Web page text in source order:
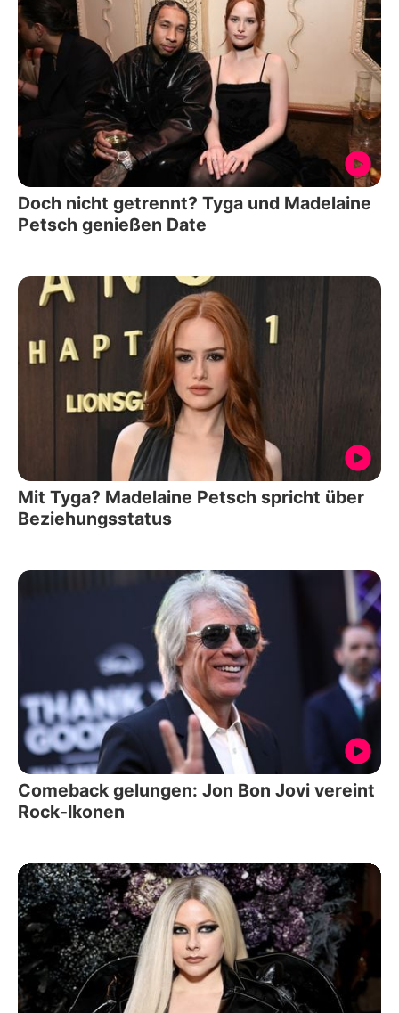
Doch nicht getrennt? Tyga und Madelaine
Petsch genießen Date
Mit Tyga? Madelaine Petsch spricht über
Beziehungsstatus
Comeback gelungen: Jon Bon Jovi vereint
Rock-Ikonen